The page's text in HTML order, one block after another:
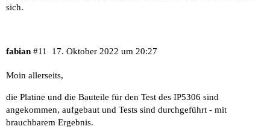
sich.
fabian 17. Oktober 2022 um 20:27
#11
Moin allerseits,
die Platine und die Bauteile für den Test des IP5306 sind
angekommen, aufgebaut und Tests sind durchgeführt - mit
brauchbarem Ergebnis.